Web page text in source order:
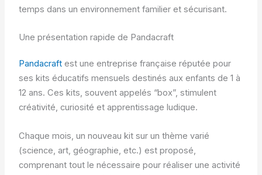
temps dans un environnement familier et sécurisant.
Une présentation rapide de Pandacraft
Pandacraftest une entreprise française réputée pour
ses kits éducatifs mensuels destinés aux enfants de 1 à
12 ans. Ces kits, souvent appelés “box”, stimulent
créativité, curiosité et apprentissage ludique.
Chaque mois, un nouveau kit sur un thème varié
(science, art, géographie, etc.) est proposé,
comprenant tout le nécessaire pour réaliser une activité